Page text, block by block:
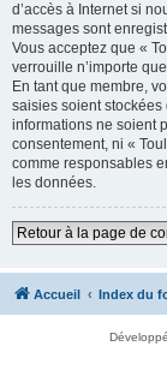
d’accès à Internet si
messages sont
Vous acceptez que «
verrouille n’importe
En tant que membre,
saisies soient
informations ne soient
consentement, ni «
comme responsables
les données.
Retour à la page de
Accueil Index du